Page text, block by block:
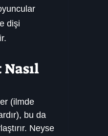
dişi
(ilmde
bu da
Neyse